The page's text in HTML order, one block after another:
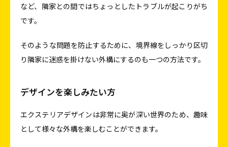
など、隣家との間ではちょっとしたトラブルが起こりがち
です。
そのような問題を防止するために、境界線をしっかり区切
り隣家に迷惑を掛けない外構にするのも一つの方法です。
デザインを楽しみたい方
エクステリアデザインは非常に奥が深い世界のため、趣味
として様々な外構を楽しむことができます。